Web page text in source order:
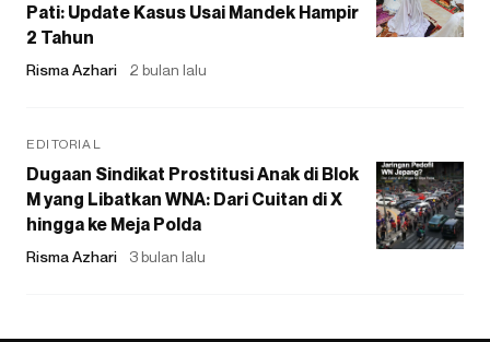
Pati: Update Kasus Usai Mandek Hampir
2 Tahun
Risma Azhari 2 bulan lalu
EDITORIAL
Dugaan Sindikat Prostitusi Anak di Blok
M yang Libatkan WNA: Dari Cuitan di X
hingga ke Meja Polda
Risma Azhari 3 bulan lalu